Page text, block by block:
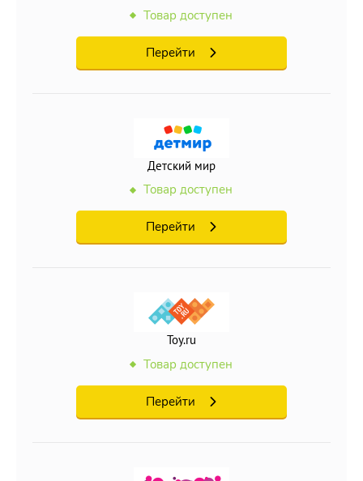
Товар доступен
Перейти
Детский мир
Товар доступен
Перейти
Toy.ru
Товар доступен
Перейти